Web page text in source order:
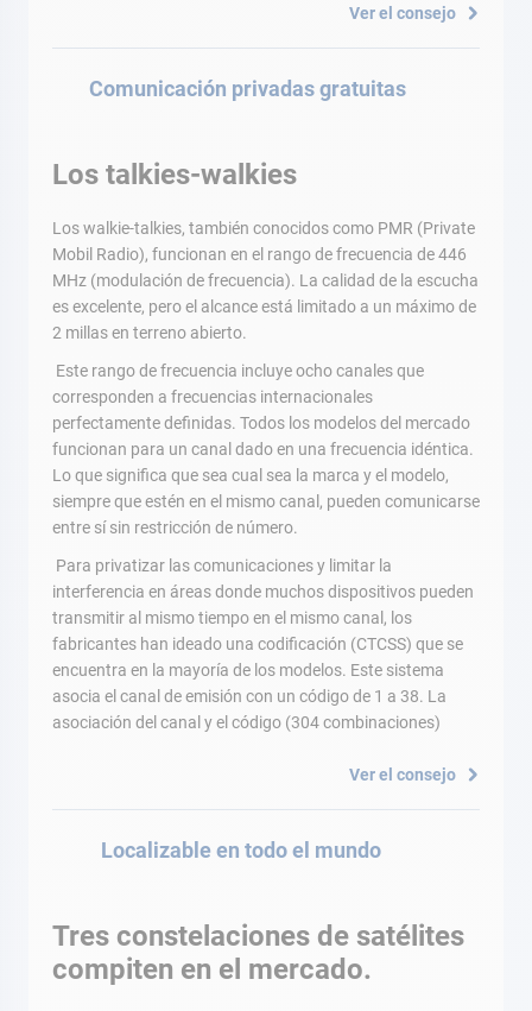
Ver el consejo
Comunicación privadas gratuitas
Los talkies-walkies
Los walkie-talkies, también conocidos como PMR (Private
Mobil Radio), funcionan en el rango de frecuencia de 446
MHz (modulación de frecuencia). La calidad de la escucha
es excelente, pero el alcance está limitado a un máximo de
2 millas en terreno abierto.
Este rango de frecuencia incluye ocho canales que
corresponden a frecuencias internacionales
perfectamente definidas. Todos los modelos del mercado
funcionan para un canal dado en una frecuencia idéntica.
Lo que significa que sea cual sea la marca y el modelo,
siempre que estén en el mismo canal, pueden comunicarse
entre sí sin restricción de número.
Para privatizar las comunicaciones y limitar la
interferencia en áreas donde muchos dispositivos pueden
transmitir al mismo tiempo en el mismo canal, los
fabricantes han ideado una codificación (CTCSS) que se
encuentra en la mayoría de los modelos. Este sistema
asocia el canal de emisión con un código de 1 a 38. La
asociación del canal y el código (304 combinaciones)
Ver el consejo
Localizable en todo el mundo
Tres constelaciones de satélites
compiten en el mercado.